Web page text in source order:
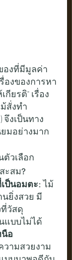
องที่มีมูลค่า
องของการหา
กียรติ" เรื่อง
สั่งทำ
จึงเป็นทาง
มอย่างมาก
ตัวเลือก
ะสม?
ป็นอมตะ: ไม้
ยิ่งสวย มี
วัสดุ
แบบไม่ได้
นือ
วามสวยงาม